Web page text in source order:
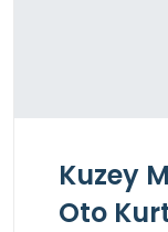
Kuzey
Oto